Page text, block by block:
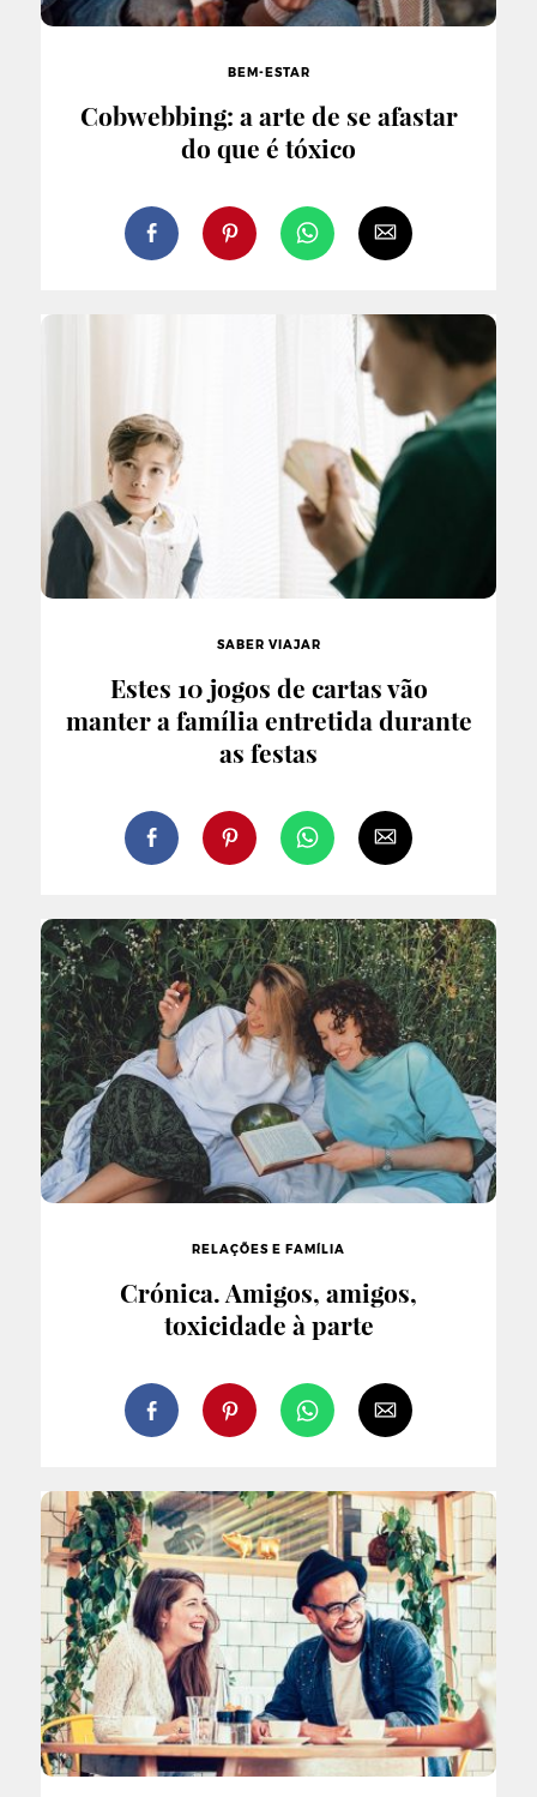
BEM-ESTAR
Cobwebbing: a arte de se afastar
do que é tóxico
SABER VIAJAR
Estes 10 jogos de cartas vão
manter a família entretida durante
as festas
RELAÇÕES E FAMÍLIA
Crónica. Amigos, amigos,
toxicidade à parte